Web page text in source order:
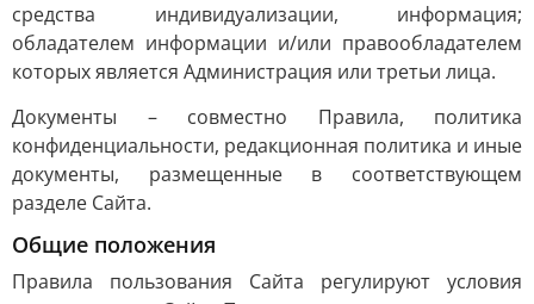
средства индивидуализации, информация;
обладателем информации и/или правообладателем
которых является Администрация или третьи лица.
Документы – совместно Правила, политика
конфиденциальности, редакционная политика и иные
документы, размещенные в соответствующем
разделе Сайта.
Общие положения
Правила пользования Сайта регулируют условия